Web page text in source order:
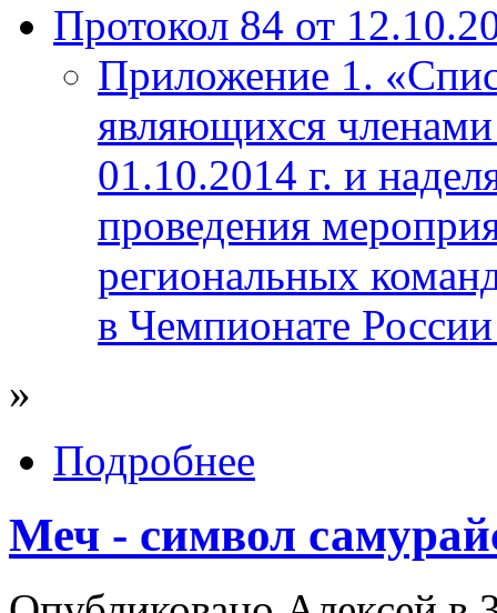
Протокол 84 от
Приложение 1.
являющихся
01.10.2014 г. и
проведения
региональных
в Чемпионате
»
Подробнее
Меч - символ